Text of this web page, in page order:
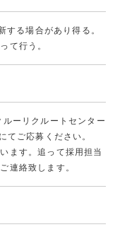
る場合があり得る。
て行う。
ーリクルートセンター
ご応募ください。
ます。追って採用担当
連絡致します。